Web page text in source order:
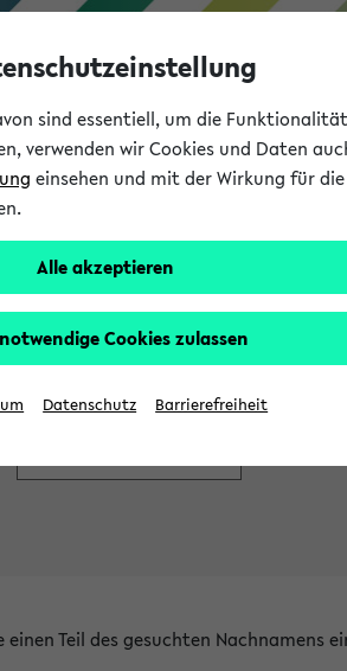
Teil des gesuchten Nachnamens
sind essentiell, um die
verwenden wir Cookies und Daten
einsehen und mit der Wirkung für
Alle akzeptieren
Cookies zulassen
Datenschutz Barrierefreiheit